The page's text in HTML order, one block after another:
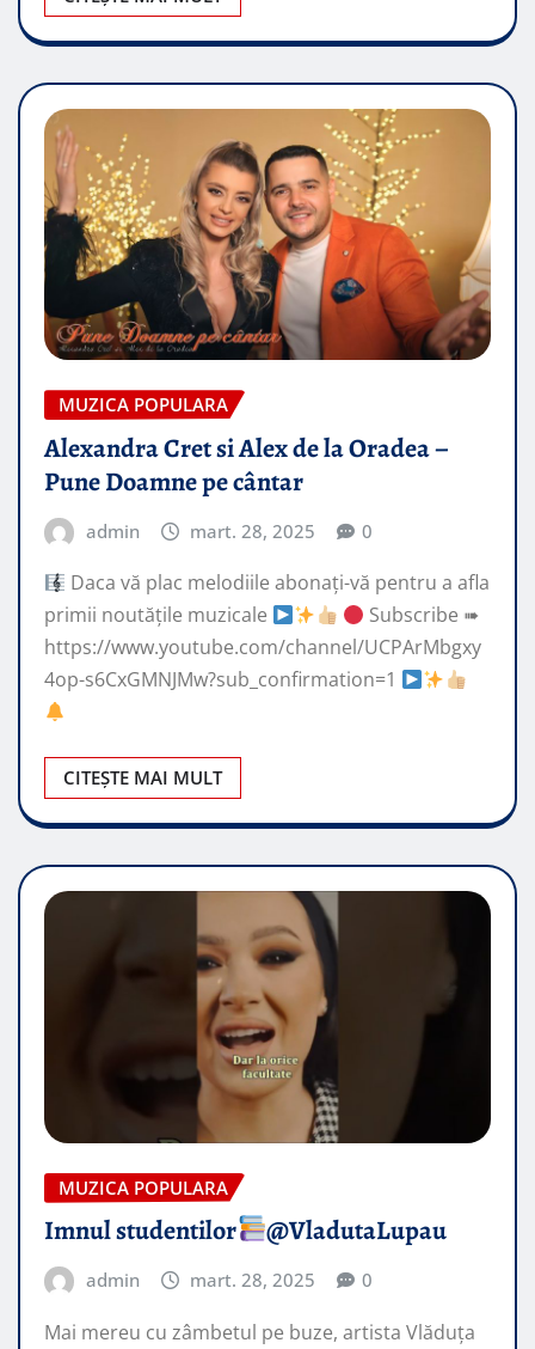
MUZICA POPULARA
Alexandra Cret si Alex de la Oradea –
Pune Doamne pe cântar
admin mart. 28, 2025 0
Daca vă plac melodiile abonați-vă pentru a afla
primii noutățile muzicale
Subscribe ➠
https://www.youtube.com/channel/UCPArMbgxy
4op-s6CxGMNJMw?sub_confirmation=1
CITEȘTE MAI MULT
MUZICA POPULARA
Imnul studentilor @VladutaLupau
admin mart. 28, 2025 0
Mai mereu cu zâmbetul pe buze, artista Vlăduța